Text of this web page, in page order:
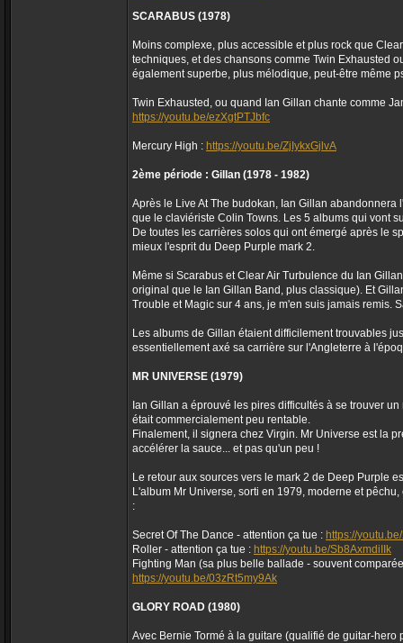
SCARABUS (1978)
Moins complexe, plus accessible et plus rock que
techniques, et des chansons comme Twin Exhausted
également superbe, plus mélodique, peut-être même
Twin Exhausted, ou quand Ian Gillan chante comme
https://youtu.be/ezXgtPTJbfc
Mercury High : https://youtu.be/ZjIykxGjlvA
2ème période : Gillan (1978 - 1982)
Après le Live At The budokan, Ian Gillan
que le claviériste Colin Towns. Les 5 albums qui vont
De toutes les carrières solos qui ont émergé après le
mieux l'esprit du Deep Purple mark 2.
Même si Scarabus et Clear Air Turbulence du Ian
original que le Ian Gillan Band, plus classique). Et
Trouble et Magic sur 4 ans, je m'en suis jamais remis.
Les albums de Gillan étaient difficilement trouvables
essentiellement axé sa carrière sur l'Angleterre à
MR UNIVERSE (1979)
Ian Gillan a éprouvé les pires difficultés à se trouver
était commercialement peu rentable.
Finalement, il signera chez Virgin. Mr Universe est la
accélérer la sauce... et pas qu'un peu !
Le retour aux sources vers le mark 2 de Deep Purple
L'album Mr Universe, sorti en 1979, moderne et
:
Secret Of The Dance - attention ça tue : https://
Roller - attention ça tue : https://youtu.be/Sb8AxmdiIIk
Fighting Man (sa plus belle ballade - souvent
https://youtu.be/03zRt5my9Ak
GLORY ROAD (1980)
Avec Bernie Tormé à la guitare (qualifié de guitar-